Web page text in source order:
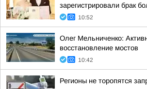
зарегистрировали брак
10:52
Олег Мельниченко:
восстановление мостов
10:42
Регионы не торопятся